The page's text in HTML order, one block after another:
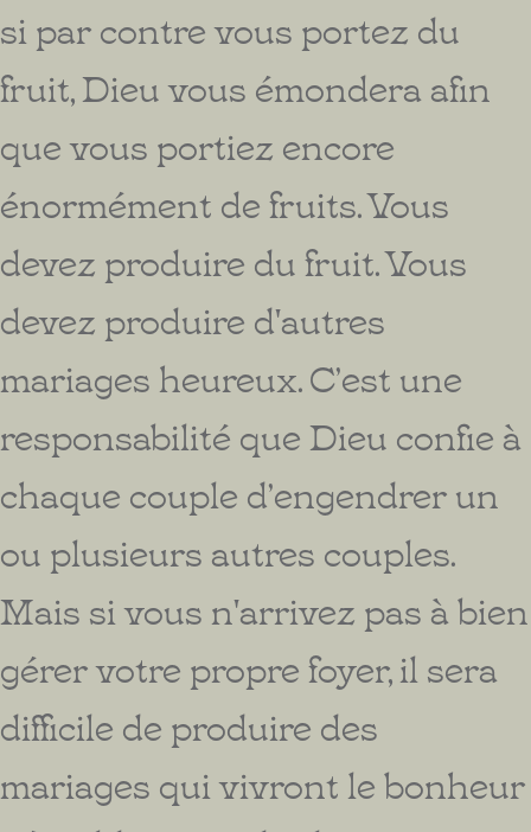
si par contre vous portez du
fruit, Dieu vous émondera afin
que vous portiez encore
énormément de fruits. Vous
devez produire du fruit. Vous
devez produire d'autres
mariages heureux. C’est une
responsabilité que Dieu confie à
chaque couple d’engendrer un
ou plusieurs autres couples.
Mais si vous n'arrivez pas à bien
gérer votre propre foyer, il sera
difficile de produire des
mariages qui vivront le bonheur